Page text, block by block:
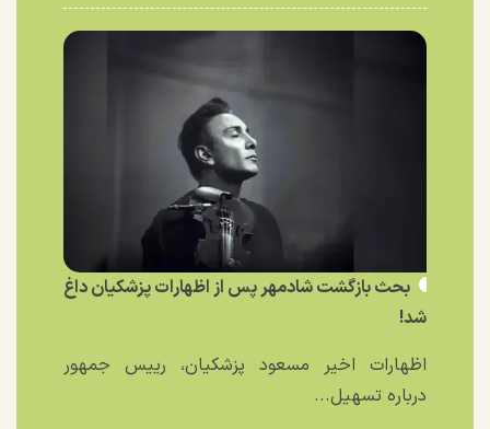
بحث بازگشت شادمهر پس از اظهارات پزشکیان داغ
شد!
اظهارات اخیر مسعود پزشکیان، رییس جمهور
درباره تسهیل...